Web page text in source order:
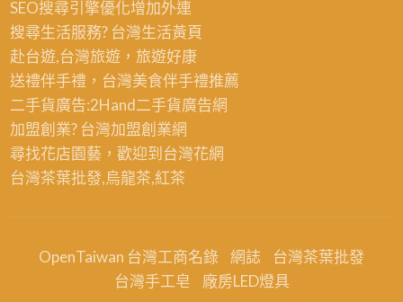
SEO搜尋引擎優化增加外連
搜尋生活服務? 台灣生活黃頁
赴台遊,台灣旅遊，旅遊好康
送禮伴手禮，台灣美食伴手禮推薦
二手貨廣告:2Hand二手貨廣告網
加盟創業? 台灣加盟創業網
尋找花店園藝，歡迎到 台灣花網
台灣茶葉批發,烏龍茶,紅茶
OpenTaiwan 台灣工商名錄 網誌
台灣茶葉批發
台灣手工皂
廠房LED燈具